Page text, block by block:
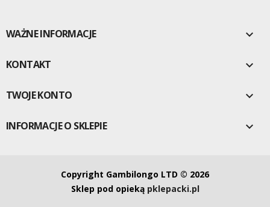
WAŻNE INFORMACJE 
KONTAKT 
TWOJE KONTO 
INFORMACJE O SKLEPIE 
Copyright Gambilongo LTD © 2026
Sklep pod opieką pklepacki.pl